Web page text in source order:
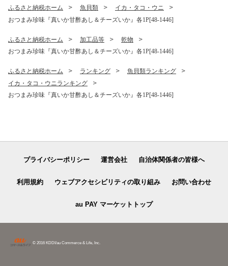
ふるさと納税ホーム 魚貝類
イカ・タコ・ウニ
おつまみ珍味『真いか甘酢あし＆チーズいか』各1P[48-1446]
ふるさと納税ホーム 加工品等
乾物
おつまみ珍味『真いか甘酢あし＆チーズいか』各1P[48-1446]
ふるさと納税ホーム ランキング
魚貝類ランキング
イカ・タコ・ウニランキング
おつまみ珍味『真いか甘酢あし＆チーズいか』各1P[48-1446]
プライバシーポリシー 運営会社 自治体関係者の皆様へ
利用規約 ウェブアクセシビリティの取り組み お問い合わせ
au PAY マーケットトップ
© 2016 KDDI/au Commerce & Life, Inc.